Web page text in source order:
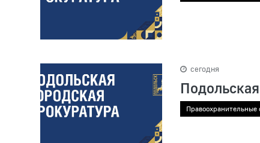
сегодня
Правоохранительные